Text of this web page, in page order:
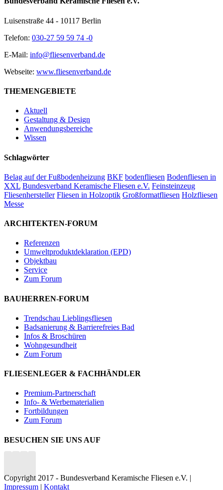
Luisenstraße 44 - 10117 Berlin
Telefon: 030-27 59 59 74 -0
E-Mail: info@fliesenverband.de
Webseite: www.fliesenverband.de
THEMENGEBIETE
Aktuell
Gestaltung & Design
Anwendungsbereiche
Wissen
Schlagwörter
Belag auf der Fußbodenheizung BKF bodenfliesen Bodenfliesen in
XXL Bundesverband Keramische Fliesen e.V. Feinsteinzeug
Fliesenhersteller Fliesen in Holzoptik Großformatfliesen Holzfliesen
Messe
ARCHITEKTEN-FORUM
Referenzen
Umweltproduktdeklaration (EPD)
Objektbau
Service
Zum Forum
BAUHERREN-FORUM
Trendschau Lieblingsfliesen
Badsanierung & Barrierefreies Bad
Infos & Broschüren
Wohngesundheit
Zum Forum
FLIESENLEGER & FACHHÄNDLER
Premium-Partnerschaft
Info- & Werbematerialien
Fortbildungen
Zum Forum
BESUCHEN SIE UNS AUF
Copyright 2017 - Bundesverband Keramische Fliesen e.V. |
Impressum | Kontakt